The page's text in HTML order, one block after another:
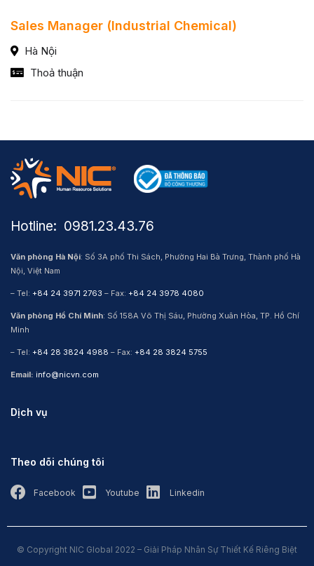
Sales Manager (Industrial Chemical)
Hà Nội
Thoả thuận
Hotline: ​ 0981.23.43.76
Văn phòng Hà Nội: Số 3A phố Thi Sách, Phường Hai Bà Trưng, Thành phố Hà
Nội, Việt Nam
– Tel: +84 24 3971 2763 – Fax: +84 24 3978 4080
Văn phòng Hồ Chí Minh: Số 158A Võ Thị Sáu, Phường Xuân Hòa, TP. Hồ Chí
Minh
– Tel: +84 28 3824 4988 – Fax: +84 28 3824 5755
Email: info@nicvn.com
Dịch vụ
Theo dõi chúng tôi
Facebook Youtube Linkedin
© Copyright NIC Global 2022 – Giải Pháp Nhân Sự Thiết Kế Riêng Biệt